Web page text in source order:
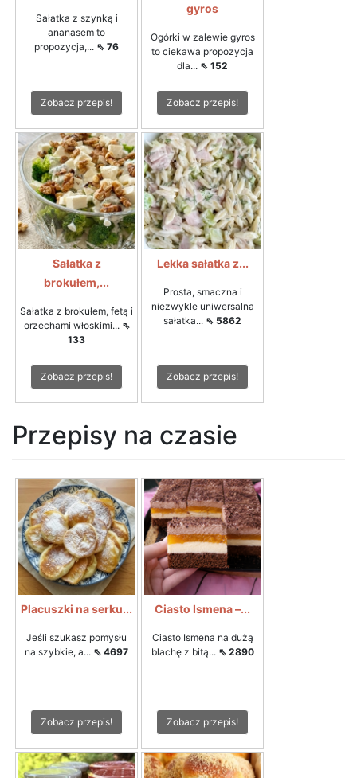
Sałatka z szynką i
ananasem to
propozycja,... ⇖ 76
Zobacz przepis!
gyros
Ogórki w zalewie gyros
to ciekawa propozycja
dla... ⇖ 152
Zobacz przepis!
Sałatka z
brokułem,...
Sałatka z brokułem, fetą i
orzechami włoskimi... ⇖
133
Zobacz przepis!
Lekka sałatka z...
Prosta, smaczna i
niezwykle uniwersalna
sałatka... ⇖ 5862
Zobacz przepis!
Przepisy na czasie
Placuszki na serku...
Jeśli szukasz pomysłu
na szybkie, a... ⇖ 4697
Zobacz przepis!
Ciasto Ismena –...
Ciasto Ismena na dużą
blachę z bitą... ⇖ 2890
Zobacz przepis!